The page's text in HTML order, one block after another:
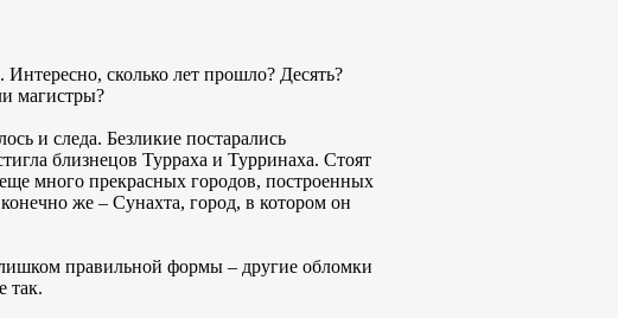
сколько лет прошло? Десять?
магистры?
и следа. Безликие постарались
близнецов Турраха и Турринаха. Стоят
много прекрасных городов, построенных
же – Сунахта, город, в котором он
правильной формы – другие обломки
так.